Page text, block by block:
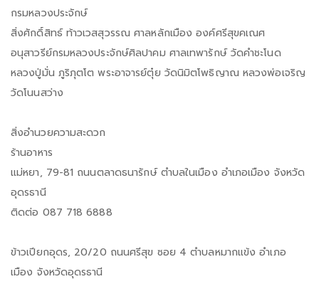
กรมหลวงประจักษ์
สิ่งศักดิ์สิทธ์ ท้าวเวสสุวรรณ ศาลหลักเมือง องค์ศรีสุขคเณศ
อนุสาวรีย์กรมหลวงประจักษ์ศิลปาคม ศาลเทพารักษ์ วัดคำชะโนด
หลวงปู่มั่น ภูริภุตโต พระอาจารย์ตุ๋ย วัดนิมิตโพธิญาณ หลวงพ่อเจริญ
วัดโนนสว่าง
สิ่งอำนวยความสะดวก
ร้านอาหาร
แม่หยา, 79-81 ถนนตลาดธนารักษ์ ตำบลในเมือง อำเภอเมือง จังหวัด
อุดรธานี
ติดต่อ 087 718 6888
ข้าวเปียกอุดร, 20/20 ถนนศรีสุข ซอย 4 ตำบลหมากแข้ง อำเภอ
เมือง จังหวัดอุดรธานี